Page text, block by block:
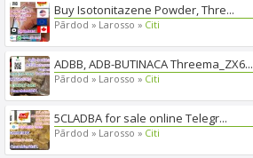
Buy Isotonitazene Powder, Thre...
Pārdod » Larosso » Citi
ADBB, ADB-BUTINACA Threema_ZX6...
Pārdod » Larosso » Citi
5CLADBA for sale online Telegr...
Pārdod » Larosso » Citi